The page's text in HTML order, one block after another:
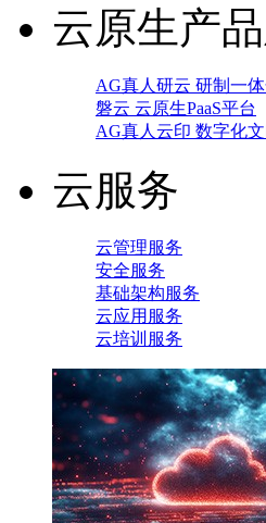
云原生产
AG真人研云 研制一
磐云 云原生PaaS平台
AG真人云印 数字化
云服务
云管理服务
安全服务
基础架构服务
云应用服务
云培训服务